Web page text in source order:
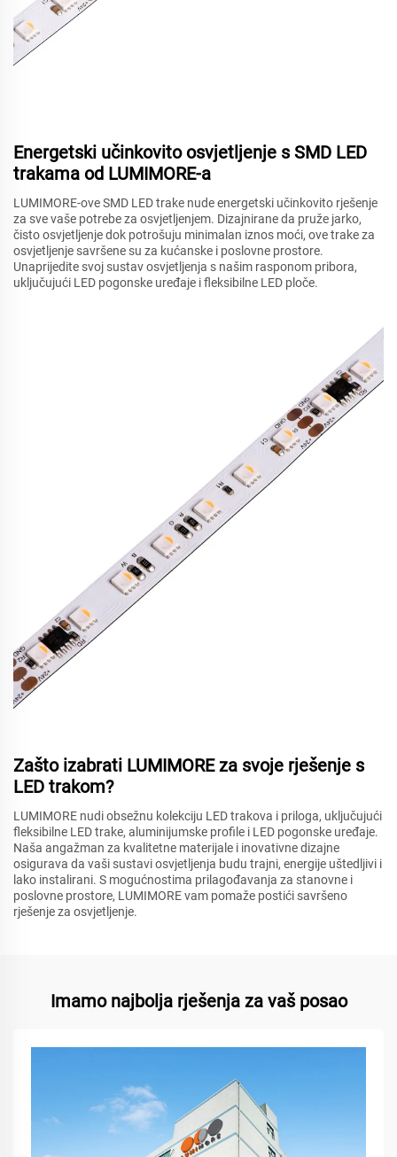
Energetski učinkovito osvjetljenje s SMD LED
trakama od LUMIMORE-a
LUMIMORE-ove SMD LED trake nude energetski učinkovito rješenje
za sve vaše potrebe za osvjetljenjem. Dizajnirane da pruže jarko,
čisto osvjetljenje dok potrošuju minimalan iznos moći, ove trake za
osvjetljenje savršene su za kućanske i poslovne prostore.
Unaprijedite svoj sustav osvjetljenja s našim rasponom pribora,
uključujući LED pogonske uređaje i fleksibilne LED ploče.
Zašto izabrati LUMIMORE za svoje rješenje s
LED trakom?
LUMIMORE nudi obsežnu kolekciju LED trakova i priloga, uključujući
fleksibilne LED trake, aluminijumske profile i LED pogonske uređaje.
Naša angažman za kvalitetne materijale i inovativne dizajne
osigurava da vaši sustavi osvjetljenja budu trajni, energije uštedljivi i
lako instalirani. S mogućnostima prilagođavanja za stanovne i
poslovne prostore, LUMIMORE vam pomaže postići savršeno
rješenje za osvjetljenje.
Imamo najbolja rješenja za vaš posao